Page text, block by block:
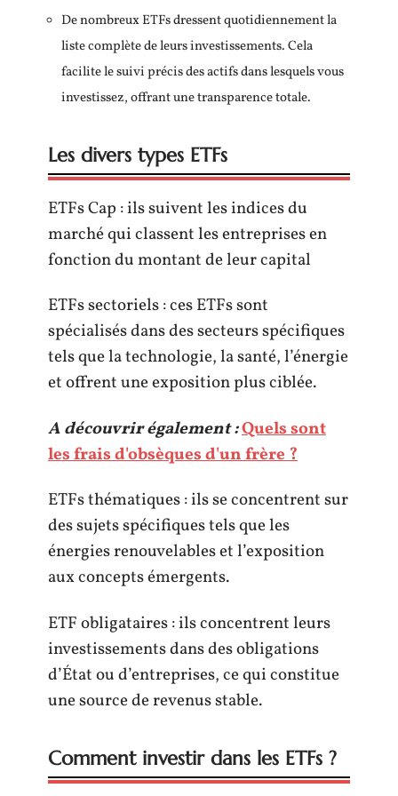
De nombreux ETFs dressent quotidiennement la
liste complète de leurs investissements. Cela
facilite le suivi précis des actifs dans lesquels vous
investissez, offrant une transparence totale.
Les divers types ETFs
ETFs Cap : ils suivent les indices du
marché qui classent les entreprises en
fonction du montant de leur capital
ETFs sectoriels : ces ETFs sont
spécialisés dans des secteurs spécifiques
tels que la technologie, la santé, l’énergie
et offrent une exposition plus ciblée.
A découvrir également :Quels sont
les frais d'obsèques d'un frère ?
ETFs thématiques : ils se concentrent sur
des sujets spécifiques tels que les
énergies renouvelables et l’exposition
aux concepts émergents.
ETF obligataires : ils concentrent leurs
investissements dans des obligations
d’État ou d’entreprises, ce qui constitue
une source de revenus stable.
Comment investir dans les ETFs ?